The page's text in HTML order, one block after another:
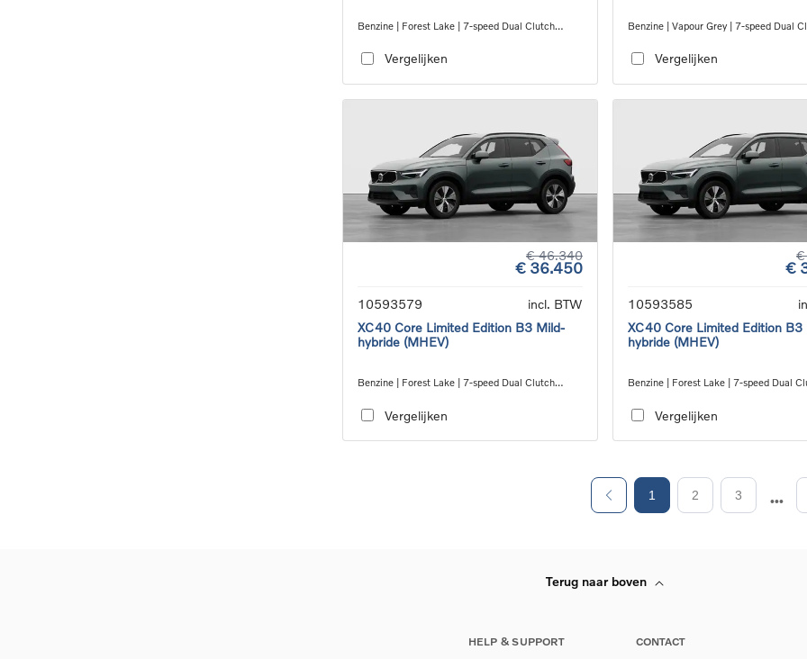
Benzine | Forest Lake | 7-speed Dual Clutch
Vergelijken
Benzine | Vapour Grey | 7-speed Dual
Vergelijken
€ 46.340
€ 36.450
10593579
incl. BTW
XC40 Core Limited Edition B3 Mild-
hybride (MHEV)
Benzine | Forest Lake | 7-speed Dual Clutch
Vergelijken
€
€
10593585
XC40 Core Limited Edition B3
hybride (MHEV)
Benzine | Forest Lake | 7-speed Dual
Vergelijken
1 2 3
Terug naar boven
HELP & SUPPORT CONTACT